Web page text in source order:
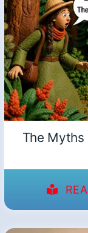
The Myths